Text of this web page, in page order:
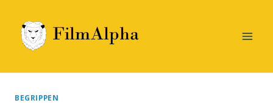
inhoud
BEGRIPPEN